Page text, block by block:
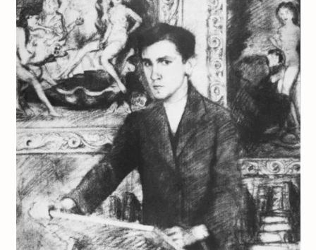
Świat
Popularne
Zabierz mapę na wakacje!